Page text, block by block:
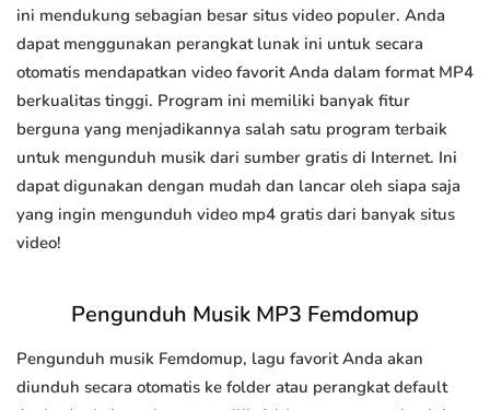
ini mendukung sebagian besar situs video populer. Anda
dapat menggunakan perangkat lunak ini untuk secara
otomatis mendapatkan video favorit Anda dalam format MP4
berkualitas tinggi. Program ini memiliki banyak fitur
berguna yang menjadikannya salah satu program terbaik
untuk mengunduh musik dari sumber gratis di Internet. Ini
dapat digunakan dengan mudah dan lancar oleh siapa saja
yang ingin mengunduh video mp4 gratis dari banyak situs
video!
Pengunduh Musik MP3 Femdomup
Pengunduh musik Femdomup, lagu favorit Anda akan
diunduh secara otomatis ke folder atau perangkat default